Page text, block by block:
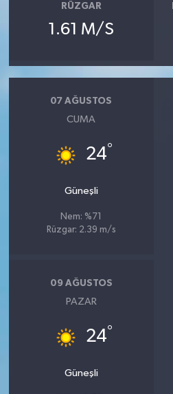
RÜZGAR
1.61 M/S
07 AĞUSTOS
CUMA
24°
Güneşli
Nem: %71
Rüzgar: 2.39 m/s
09 AĞUSTOS
PAZAR
24°
Güneşli
İletişim